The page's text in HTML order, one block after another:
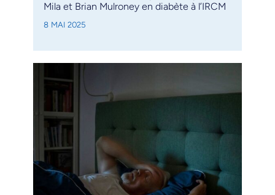
Mila et Brian Mulroney en diabète à l’IRCM
8 MAI 2025